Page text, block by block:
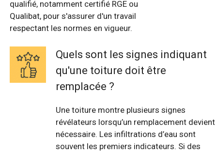
qualifié, notamment certifié RGE ou
Qualibat, pour s'assurer d'un travail
respectant les normes en vigueur.
Quels sont les signes indiquant
qu'une toiture doit être
remplacée ?
Une toiture montre plusieurs signes
révélateurs lorsqu’un remplacement devient
nécessaire. Les infiltrations d’eau sont
souvent les premiers indicateurs. Si des